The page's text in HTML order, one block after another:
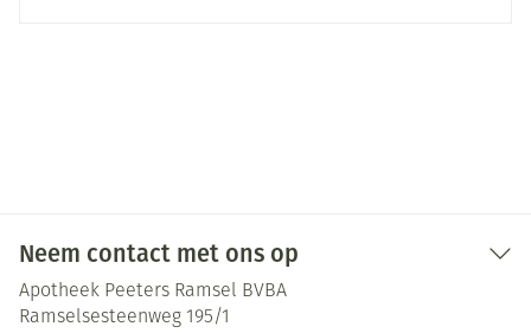
Neem contact met ons op
Apotheek Peeters Ramsel BVBA
Ramselsesteenweg 195/1